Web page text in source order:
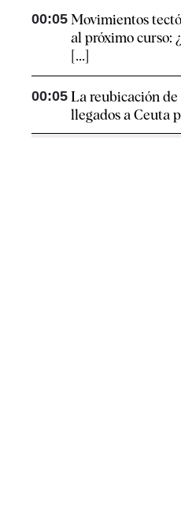
00:05 Movimientos
al próximo curso:
[...]
00:05 La reubicación de
llegados a Ceuta